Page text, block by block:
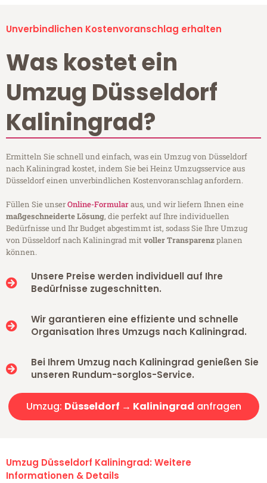
Unverbindlichen Kostenvoranschlag erhalten
Was kostet ein
Umzug Düsseldorf
Kaliningrad?
Ermitteln Sie schnell und einfach, was ein Umzug von Düsseldorf
nach Kaliningrad kostet, indem Sie bei Heinz Umzugsservice aus
Düsseldorf einen unverbindlichen Kostenvoranschlag anfordern.
Füllen Sie unserOnline-Formularaus, und wir liefern Ihnen eine
maßgeschneiderte Lösung, die perfekt auf Ihre individuellen
Bedürfnisse und Ihr Budget abgestimmt ist, sodass Sie Ihre Umzug
von Düsseldorf nach Kaliningrad mitvoller Transparenzplanen
können.
Unsere Preise werden individuell auf Ihre
Bedürfnisse zugeschnitten.
Wir garantieren eine effiziente und schnelle
Organisation Ihres Umzugs nach Kaliningrad.
Bei Ihrem Umzug nach Kaliningrad genießen Sie
unseren Rundum-sorglos-Service.
Umzug: Düsseldorf → Kaliningrad anfragen
Umzug Düsseldorf Kaliningrad: Weitere
Informationen & Details